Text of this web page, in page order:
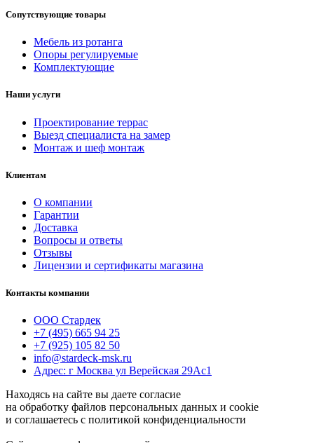
Сопутствующие товары
Мебель из ротанга
Опоры регулируемые
Комплектующие
Наши услуги
Проектирование террас
Выезд специалиста на замер
Монтаж и шеф монтаж
Клиентам
О компании
Гарантии
Доставка
Вопросы и ответы
Отзывы
Лицензии и сертификаты магазина
Контакты компании
ООО Стардек
+7 (495) 665 94 25
+7 (925) 105 82 50
info@stardeck-msk.ru
Адрес: г Москва ул Верейская 29Ас1
Находясь на сайте вы даете согласие
на обработку файлов персональных данных и cookie
и соглашаетесь с политикой конфиденциальности